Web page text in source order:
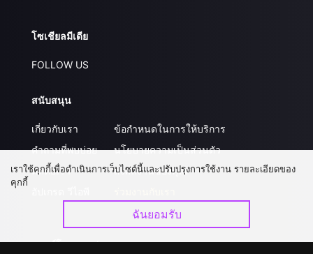
โซเชียลมีเดีย
FOLLOW US
สนับสนุน
เกี่ยวกับเรา
คำถามที่พบบ่อย
ติดต่อเรา
ข้อกำหนดในการให้บริการ
นโยบายความเป็นส่วนตัว
ส่งผลงานของคุณ
ดาวน์โหลดแอป
เราใช้คุกกี้เพื่อดำเนินการเว็บไซต์นี้และปรับปรุงการใช้งาน รายละเอียดของ
คุกกี้
ฉันยอมรับ